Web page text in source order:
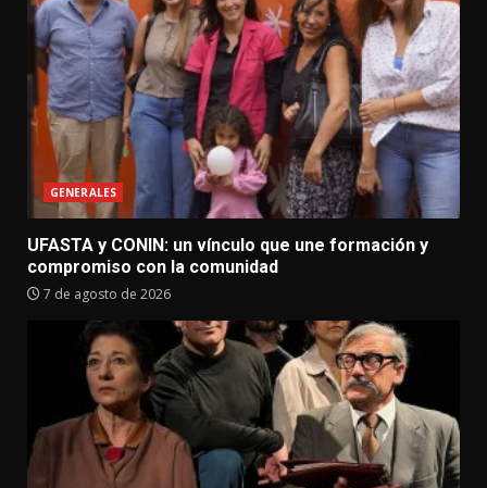
GENERALES
UFASTA y CONIN: un vínculo que une formación y
compromiso con la comunidad
7 de agosto de 2026